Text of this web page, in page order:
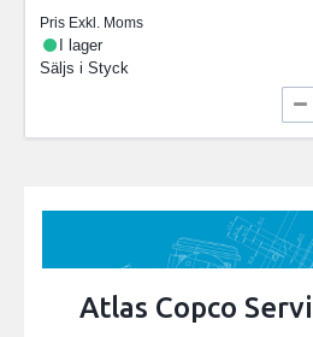
Pris Exkl. Moms
I lager
Säljs i Styck
Atlas Copco